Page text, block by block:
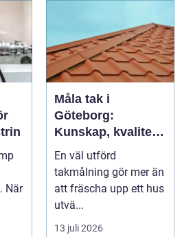
När
Måla tak i
Göteborg:
Kunskap, kvalitet
och långsiktigt
skydd vid
takmålning i
Göteborg
En väl utförd
takmålning gör mer än
att fräscha upp ett hus
utvä...
13 juli 2026